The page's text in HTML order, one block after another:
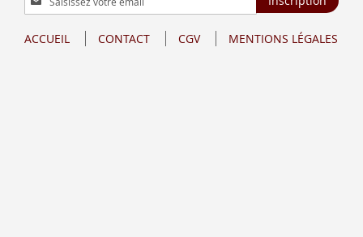
à
lettre
ACCUEIL CONTACT CGV MENTIONS LÉGALES